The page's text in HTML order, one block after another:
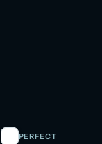
PERFECT